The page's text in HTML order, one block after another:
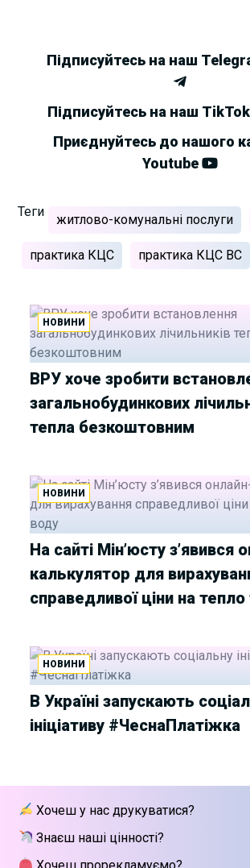
Підписуйтесь на наш
Підписуйтесь на наш
Приєднуйтесь до нашого
Youtube
Теги
житлово-комунальні послуги
практика КЦС практика КЦС ВС
НОВИНИ
ВРУ хоче зробити
загальнобудинкових
тепла безкоштовним
НОВИНИ
На сайті Мін’юсту з’явився
калькулятор для
справедливої ціни на
НОВИНИ
В Україні запускають
ініціативу #ЧеснаПлатіжка
Хочеш у нас друкуватися?
Знаєш наші цінності?
Хочеш прорекламуємо?